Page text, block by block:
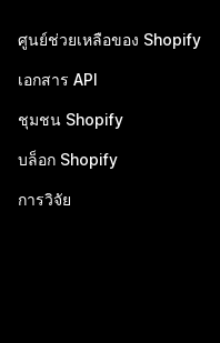
ศูนย์ช่วยเหลือของ Shopify
เอกสาร API
ชุมชน Shopify
บล็อก Shopify
การวิจัย